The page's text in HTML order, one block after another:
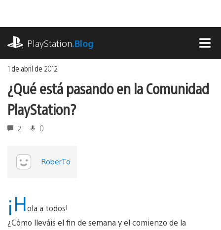
contenido
PlayStation.Blog
1 de abril de 2012
¿Qué está pasando en la Comunidad
PlayStation?
2 0
RoberTo
¡Hola a todos!
¿Cómo lleváis el fin de semana y el comienzo de la